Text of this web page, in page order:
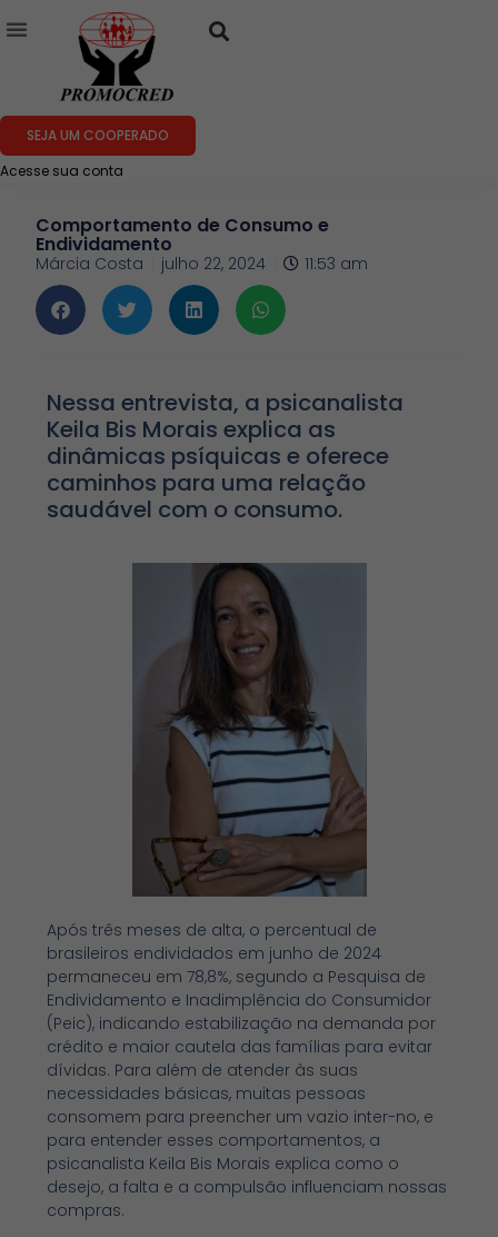
Acesse sua conta
SEJA UM COOPERADO
Comportamento de Consumo e
Endividamento
Márcia Costa julho 22, 2024 11:53 am
Nessa entrevista, a psicanalista
Keila Bis Morais explica as
dinâmicas psíquicas e oferece
caminhos para uma relação
saudável com o consumo.
Após três meses de alta, o percentual de
brasileiros endividados em junho de 2024
permaneceu em 78,8%, segundo a Pesquisa de
Endividamento e Inadimplência do Consumidor
(Peic), indicando estabilização na demanda por
crédito e maior cautela das famílias para evitar
dívidas. Para além de atender às suas
necessidades básicas, muitas pessoas
consomem para preencher um vazio inter-no, e
para entender esses comportamentos, a
psicanalista Keila Bis Morais explica como o
desejo, a falta e a compulsão influenciam nossas
compras.